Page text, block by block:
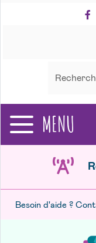
MENU
Besoin d'aide ?